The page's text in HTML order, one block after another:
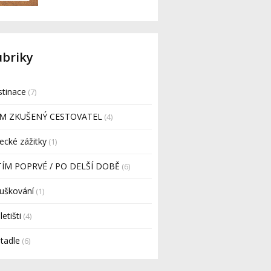
(7)
ZKUŠENÝ CESTOVATEL (4)
zážitky (1)
POPRVÉ / PO DELŠÍ DOBĚ (6)
(1)
(4)
(6)